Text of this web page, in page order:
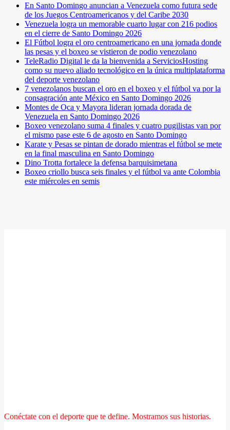
En Santo Domingo anuncian a Venezuela como futura sede
de los Juegos Centroamericanos y del Caribe 2030
Venezuela logra un memorable cuarto lugar con 216 podios
en el cierre de Santo Domingo 2026
El Fútbol logra el oro centroamericano en una jornada donde
las pesas y el boxeo se vistieron de podio venezolano
TeleRadio Digital le da la bienvenida a ServiciosHosting
como su nuevo aliado tecnológico en la única multiplataforma
del deporte venezolano
7 venezolanos buscan el oro en el boxeo y el fútbol va por la
consagración ante México en Santo Domingo 2026
Montes de Oca y Mayora lideran jornada dorada de
Venezuela en Santo Domingo 2026
Boxeo venezolano suma 4 finales y cuatro pugilistas van por
el mismo pase este 6 de agosto en Santo Domingo
Karate y Pesas se pintan de dorado mientras el fútbol se mete
en la final masculina en Santo Domingo
Dino Trotta fortalece la defensa barquisimetana
Boxeo criollo busca seis finales y el fútbol va ante Colombia
este miércoles en semis
Conéctate con el deporte que te define. Mostramos sus historias.